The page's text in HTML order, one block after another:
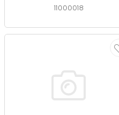
11000018